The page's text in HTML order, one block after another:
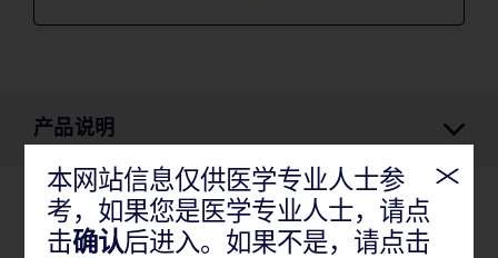
产品说明
产品说明
本网站信息仅供医学专业人士参
考，如果您是医学专业人士，请点
击确认后进入。如果不是，请点击